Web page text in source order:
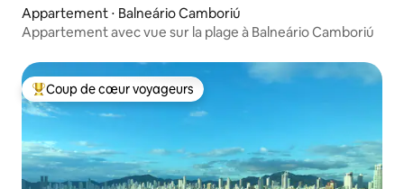
Appartement ⋅ Balneário Camboriú
Appartement avec vue sur la plage à Balneário Camboriú
Coups de cœur voyageurs les plus appréciés
Coup de cœur voyageurs